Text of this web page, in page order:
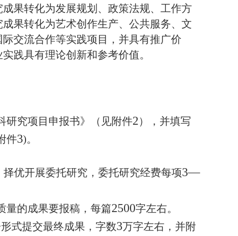
果转化为发展规划、政策法规、工作方
果转化为艺术创作生产、公共服务、文
交流合作等实践项目，并具有推广价
践具有理论创新和参考价值。
研究项目申报书》（见附件2）， 并填写
件3)。
优开展委托研究，委托研究经费每项3—
量的成果要报稿，每篇2500字左右。
式提交最终成果，字数3万字左右，并附